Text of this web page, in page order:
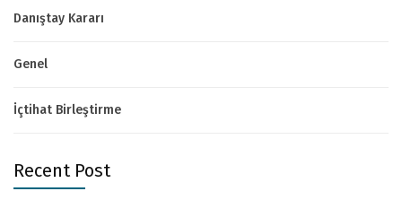
Danıştay Kararı
Genel
İçtihat Birleştirme
Recent Post